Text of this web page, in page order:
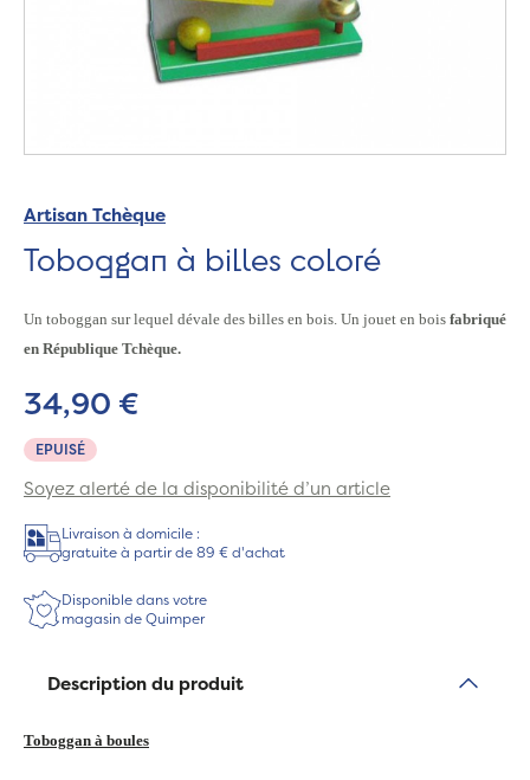
Artisan Tchèque
Toboggan à billes coloré
Un toboggan sur lequel dévale des billes en bois. Un jouet en bois fabriqué
en République Tchèque.
EPUISÉ
34,90 €
Soyez alerté de la disponibilité d’un article
Livraison à domicile :
gratuite à partir de 89 € d'achat
Disponible dans votre
magasin de Quimper
Description du produit
Toboggan à boules